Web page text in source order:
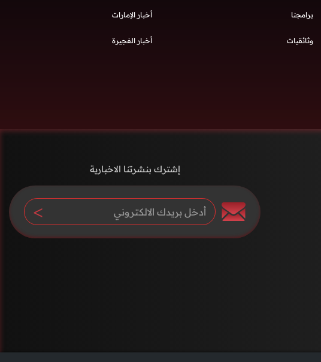
برامجنا
وثائقيات
أخبار الإمارات
أخبار الفجيرة
إشترك بنشرتنا الاخبارية